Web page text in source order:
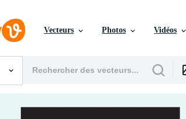
Vecteurs Photos Vidéos